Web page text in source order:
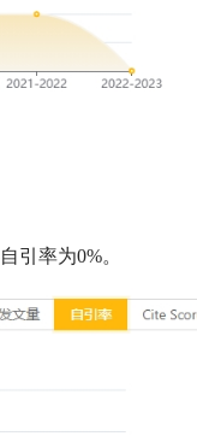
引率为0%。